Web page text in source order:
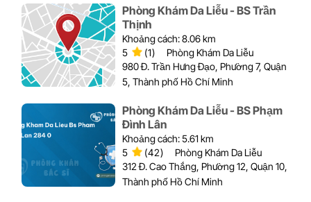
Phòng Khám Da Liễu - BS Trần
Thịnh
Khoảng cách: 8.06 km
5
(1)
Phòng Khám Da Liễu
980 Đ. Trần Hưng Đạo, Phường 7, Quận
5, Thành phố Hồ Chí Minh
Phòng Khám Da Liễu - BS Phạm
Đình Lân
Khoảng cách: 5.61 km
5
(42)
Phòng Khám Da Liễu
312 Đ. Cao Thắng, Phường 12, Quận 10,
Thành phố Hồ Chí Minh